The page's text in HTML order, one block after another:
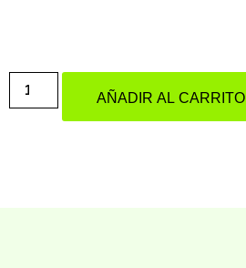
AÑADIR AL CARRITO